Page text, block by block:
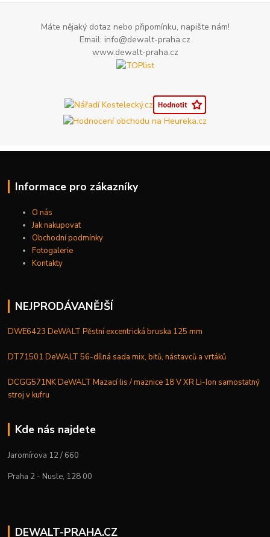
Máte nějaký dotaz nebo připomínku, napište nám!
Email: info@dewalt-praha.cz
www.dewalt-praha.cz
Informace pro zákazníky
O nás
Jak nakupovat
Obchodní podmínky
Fotogalerie
Kontakty
NEJPRODÁVANĚJŠÍ
DWE6423 DeWALT Pěstní excentrická bruska 125 mm
DT71501 DeWALT 56-dílná sada mix, bitů, nástavců a vrtáků
DCGG571NK DeWALT Mazací lis / maznice 18 V XR Li-Ion samostatný
stroj v kufru
Kde nás najdete
Jaromírova 12 / 660
Praha 2 - Nusle, 128 00
DEWALT-PRAHA.CZ